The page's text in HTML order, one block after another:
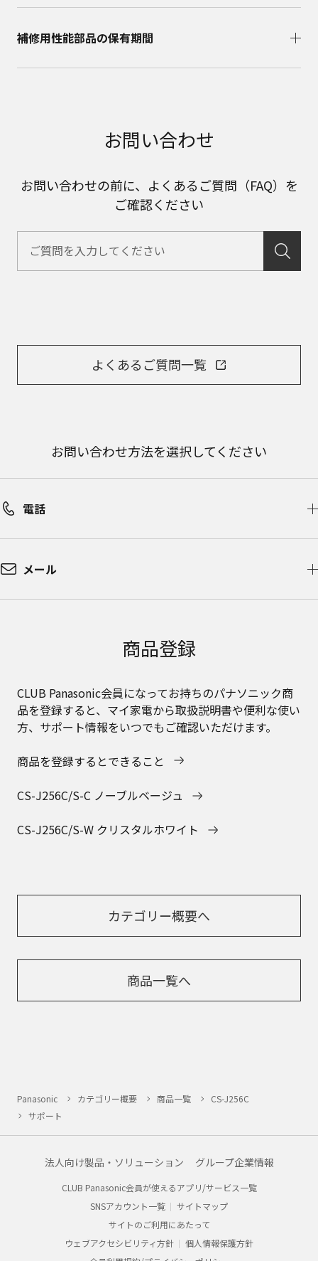
補修用性能部品の保有期間​
お問い合わせ
お問い合わせの前に、よくあるご質問（FAQ）を
ご確認ください
よくあるご質問一覧
お問い合わせ方法を選択してください
電話
メール
商品登録
CLUB Panasonic会員になってお持ちのパナソニック商
品を登録すると、マイ家電から取扱説明書や便利な使い
方、サポート情報をいつでもご確認いただけます。
商品を登録するとできること
CS-J256C/S-C ノーブルベージュ
CS-J256C/S-W クリスタルホワイト
カテゴリー概要へ
商品一覧へ
Panasonic カテゴリー概要 商品一覧
CS-J256C
サポート
法人向け製品・ソリューション グループ企業情報
CLUB Panasonic会員が使えるアプリ/サービス一覧
SNSアカウント一覧
サイトマップ
サイトのご利用にあたって
ウェブアクセシビリティ方針
個人情報保護方針